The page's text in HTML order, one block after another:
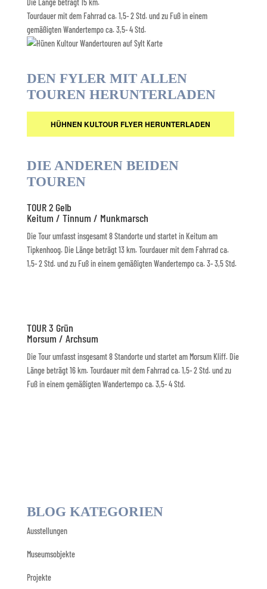
Die Länge beträgt 15 km.
Tourdauer mit dem Fahrrad ca. 1,5- 2 Std. und zu Fuß in einem
gemäßigten Wandertempo ca. 3,5- 4 Std.
DEN FYLER MIT ALLEN
TOUREN HERUNTERLADEN
HÜHNEN KULTOUR FLYER HERUNTERLADEN
DIE ANDEREN BEIDEN
TOUREN
TOUR 2 Gelb
Keitum / Tinnum / Munkmarsch
Die Tour umfasst insgesamt 8 Standorte und startet in Keitum am
Tipkenhoog. Die Länge beträgt 13 km. Tourdauer mit dem Fahrrad ca.
1,5- 2 Std. und zu Fuß in einem gemäßigten Wandertempo ca. 3- 3,5 Std.
TOUR 3 Grün
Morsum / Archsum
Die Tour umfasst insgesamt 8 Standorte und startet am Morsum Kliff. Die
Länge beträgt 16 km. Tourdauer mit dem Fahrrad ca. 1,5- 2 Std. und zu
Fuß in einem gemäßigten Wandertempo ca. 3,5- 4 Std.
BLOG KATEGORIEN
Ausstellungen
Museumsobjekte
Projekte